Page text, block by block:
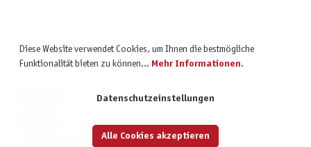
Diese Website verwendet Cookies, um Ihnen die bestmögliche
Funktionalität bieten zu können... Mehr Informationen.
Datenschutzeinstellungen
Alle Cookies akzeptieren